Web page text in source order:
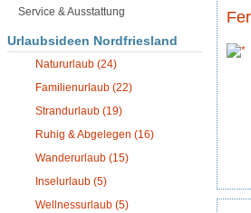
Service & Ausstattung
Urlaubsideen Nordfriesland
Natururlaub (24)
Familienurlaub (22)
Strandurlaub (19)
Ruhig & Abgelegen (16)
Wanderurlaub (15)
Inselurlaub (5)
Wellnessurlaub (5)